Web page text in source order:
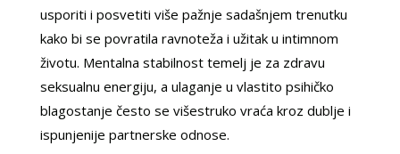
usporiti i posvetiti više pažnje sadašnjem trenutku
kako bi se povratila ravnoteža i užitak u intimnom
životu. Mentalna stabilnost temelj je za zdravu
seksualnu energiju, a ulaganje u vlastito psihičko
blagostanje često se višestruko vraća kroz dublje i
ispunjenije partnerske odnose.
DARIA /Kod #75
TRAŽIM:avantura, razgovori, seks, veza